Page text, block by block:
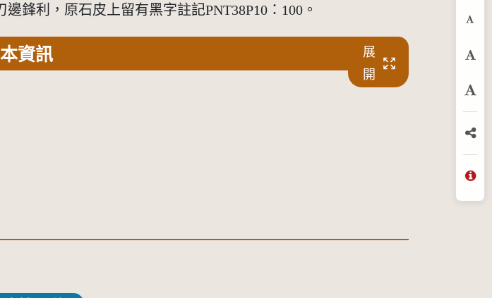
鋒利，原石皮上留有黑字註記PNT38P10：100。
資訊
展
開
放
分